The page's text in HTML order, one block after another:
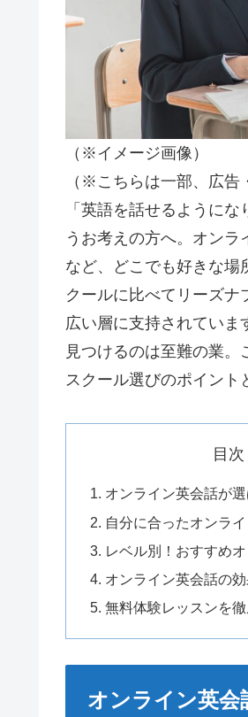
（※イメージ画像）
（※こちらは一部、広告
「英語を話せるように
うお考えの方へ。オン
など、どこでも好きな場
クールに比べてリーズ
広い層に支持されていま
見つけるのは至難の業
スクール選びのポイント
目次
オンライン英会話が
自分に合ったオンラ
レベル別！おすすめ
オンライン英会話の
無料体験レッスンを
オンライン英会